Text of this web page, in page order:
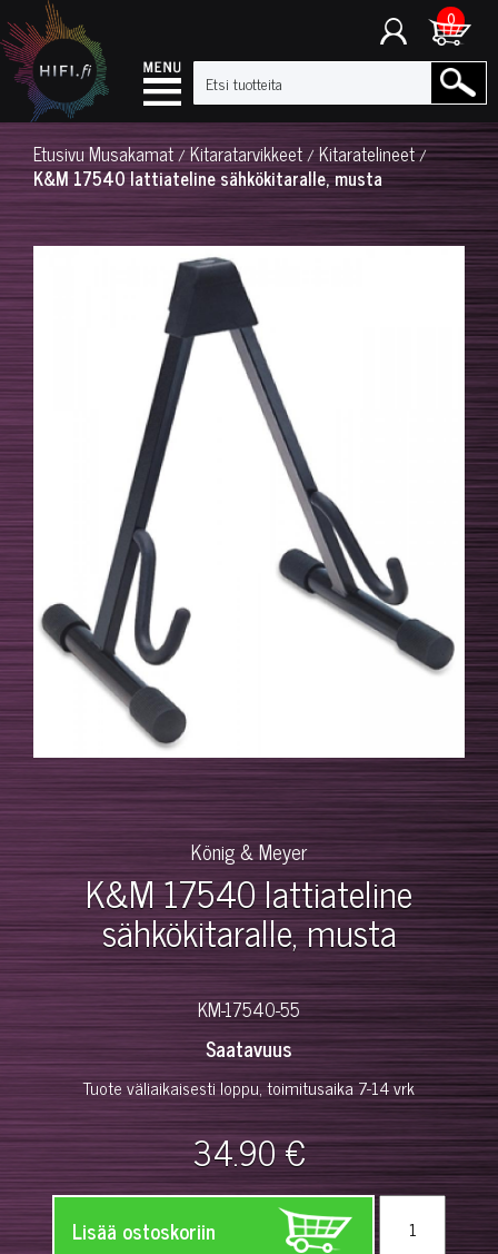
0
EtusivuMusakamat/Kitaratarvikkeet/Kitaratelineet/
K&M 17540 lattiateline sähkökitaralle, musta
König & Meyer
K&M 17540 lattiateline
sähkökitaralle, musta
KM-17540-55
Saatavuus
Tuote väliaikaisesti loppu, toimitusaika 7-14 vrk
34.90 €
Lisää ostoskoriin